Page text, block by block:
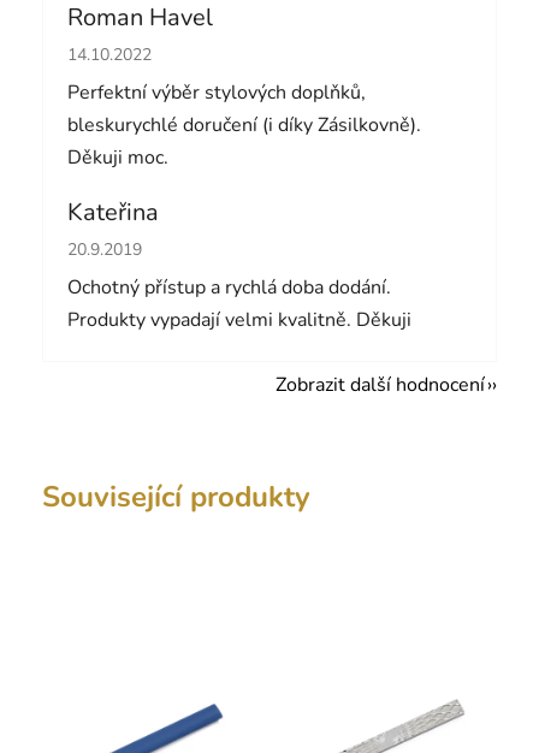
Roman Havel
Hodnocení obchodu je 5 z 5 hvězdiček.
14.10.2022
Perfektní výběr stylových doplňků,
bleskurychlé doručení (i díky Zásilkovně).
Děkuji moc.
Kateřina
Hodnocení obchodu je 5 z 5 hvězdiček.
20.9.2019
Ochotný přístup a rychlá doba dodání.
Produkty vypadají velmi kvalitně. Děkuji
Zobrazit další hodnocení
Související produkty